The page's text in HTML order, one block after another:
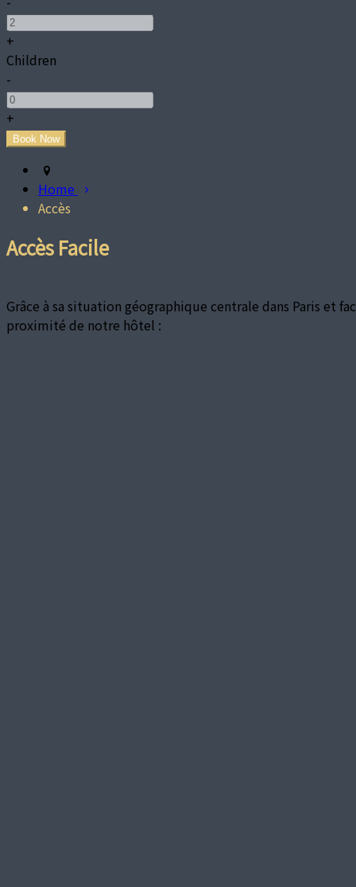
+
Children
-
+
Home
Accès
Accès Facile
Grâce à sa situation géographique centrale dans Paris et
proximité de notre hôtel :